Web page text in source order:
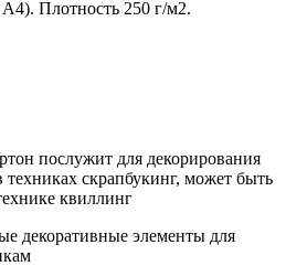
Плотность 250 г/м2.
послужит для декорирования
скрапбукинг, может быть
квиллинг
декоративные элементы для